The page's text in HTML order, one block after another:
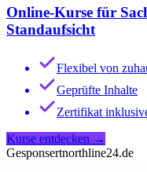
Online-Kurse für
Standaufsicht
Flexibel von
Geprüfte Inhalte
Zertifikat
Kurse entdecken →
Gesponsertnorthline24.de